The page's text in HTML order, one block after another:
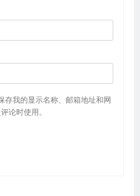
存我的显示名称、邮箱地址和网
论时使用。